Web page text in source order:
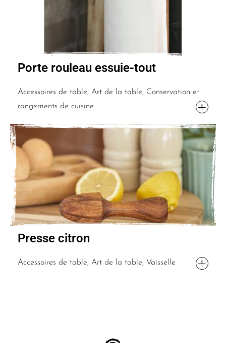
Porte rouleau essuie-tout
Accessoires de table, Art de la table, Conservation et
rangements de cuisine
Presse citron
Accessoires de table, Art de la table, Vaisselle